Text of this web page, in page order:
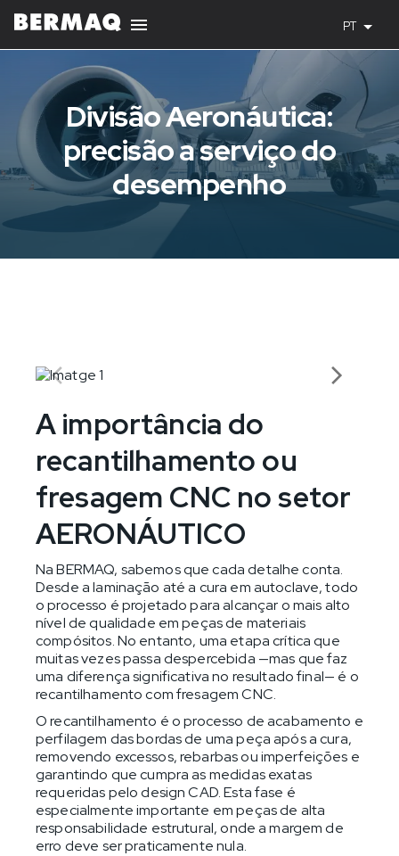
PT
Divisão Aeronáutica:
precisão a serviço do
desempenho
A importância do
recantilhamento ou
fresagem CNC no setor
AERONÁUTICO
Na BERMAQ, sabemos que cada detalhe conta.
Desde a laminação até a cura em autoclave, todo
o processo é projetado para alcançar o mais alto
nível de qualidade em peças de materiais
compósitos. No entanto, uma etapa crítica que
muitas vezes passa despercebida —mas que faz
uma diferença significativa no resultado final— é o
recantilhamento com fresagem CNC.
O recantilhamento é o processo de acabamento e
perfilagem das bordas de uma peça após a cura,
removendo excessos, rebarbas ou imperfeições e
garantindo que cumpra as medidas exatas
requeridas pelo design CAD. Esta fase é
especialmente importante em peças de alta
responsabilidade estrutural, onde a margem de
erro deve ser praticamente nula.